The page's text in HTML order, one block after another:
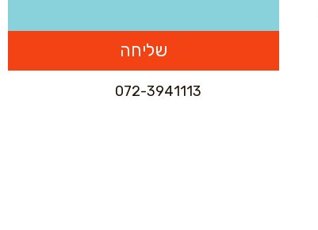
072-3941113